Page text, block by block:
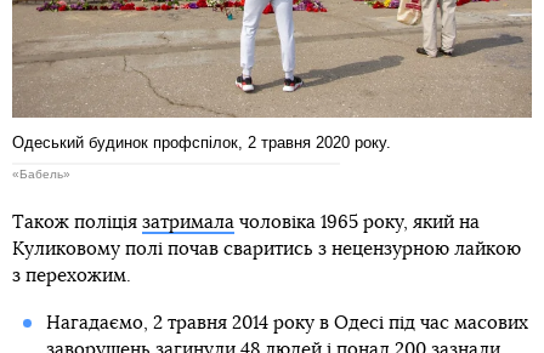
Одеський будинок профспілок, 2 травня 2020 року.
«Бабель»
Також поліція затримала чоловіка 1965 року, який на
Куликовому полі почав сваритись з нецензурною лайкою
з перехожим.
Нагадаємо, 2 травня 2014 року в Одесі під час масових